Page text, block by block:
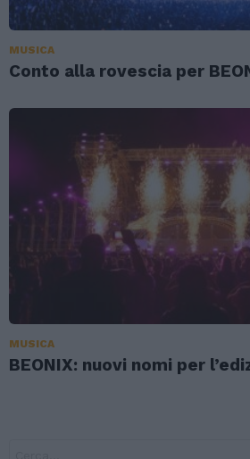
MUSICA
Conto alla rovescia per
MUSICA
BEONIX: nuovi nomi per